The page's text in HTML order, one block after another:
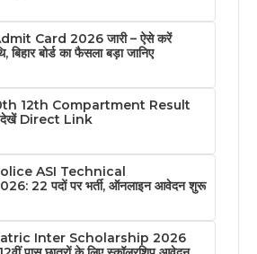
Card 2026 जारी – ऐसे करें
बिहार बोर्ड का फैसला बड़ा जानिए
12th Compartment Result
देखें Direct Link
ASI Technical
22 पदों पर भर्ती, ऑनलाइन आवेदन शुरू
Inter Scholarship 2026